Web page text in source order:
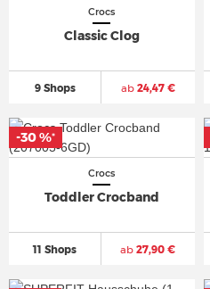
Crocs
Classic Clog
9 Shops ab24,47 €
Crocs
Toddler Crocband
11 Shops ab 27,90 €
-30 %*